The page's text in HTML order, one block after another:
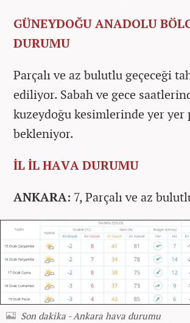
GÜNEYDOĞU ANADOLU
DURUMU
Parçalı ve az bulutlu geçeceği
ediliyor. Sabah ve gece
kuzeydoğu kesimlerinde yer yer
bekleniyor.
İL İL HAVA DURUMU
ANKARA: 7, Parçalı ve az
Son dakika - Ankara hava durumu